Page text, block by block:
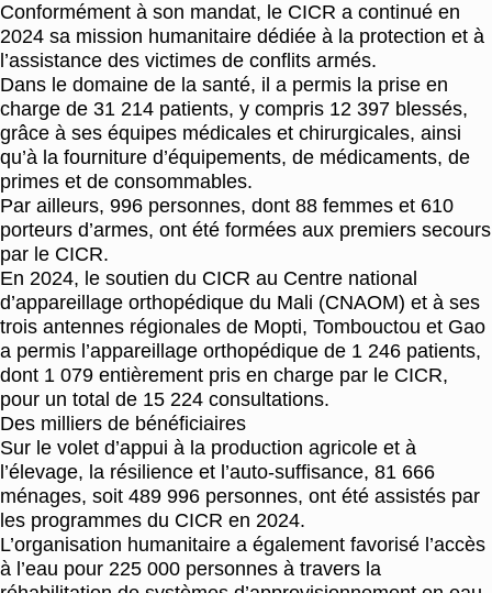
Conformément à son mandat, le CICR a continué en
2024 sa mission humanitaire dédiée à la protection et à
l’assistance des victimes de conflits armés.
Dans le domaine de la santé, il a permis la prise en
charge de 31 214 patients, y compris 12 397 blessés,
grâce à ses équipes médicales et chirurgicales, ainsi
qu’à la fourniture d’équipements, de médicaments, de
primes et de consommables.
Par ailleurs, 996 personnes, dont 88 femmes et 610
porteurs d’armes, ont été formées aux premiers secours
par le CICR.
En 2024, le soutien du CICR au Centre national
d’appareillage orthopédique du Mali (CNAOM) et à ses
trois antennes régionales de Mopti, Tombouctou et Gao
a permis l’appareillage orthopédique de 1 246 patients,
dont 1 079 entièrement pris en charge par le CICR,
pour un total de 15 224 consultations.
Des milliers de bénéficiaires
Sur le volet d’appui à la production agricole et à
l’élevage, la résilience et l’auto-suffisance, 81 666
ménages, soit 489 996 personnes, ont été assistés par
les programmes du CICR en 2024.
L’organisation humanitaire a également favorisé l’accès
à l’eau pour 225 000 personnes à travers la